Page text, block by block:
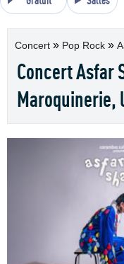
Concert » Pop Rock »
Concert Asfar
Maroquinerie,